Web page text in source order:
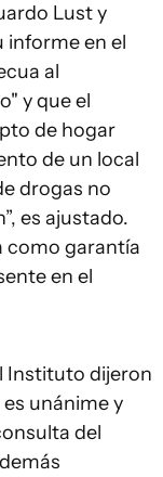
Lust y
informe en el
al
y que el
de hogar
de un local
drogas no
es ajustado.
como garantía
en el
Instituto dijeron
unánime y
del